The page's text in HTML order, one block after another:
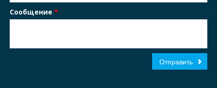
Сообщение *